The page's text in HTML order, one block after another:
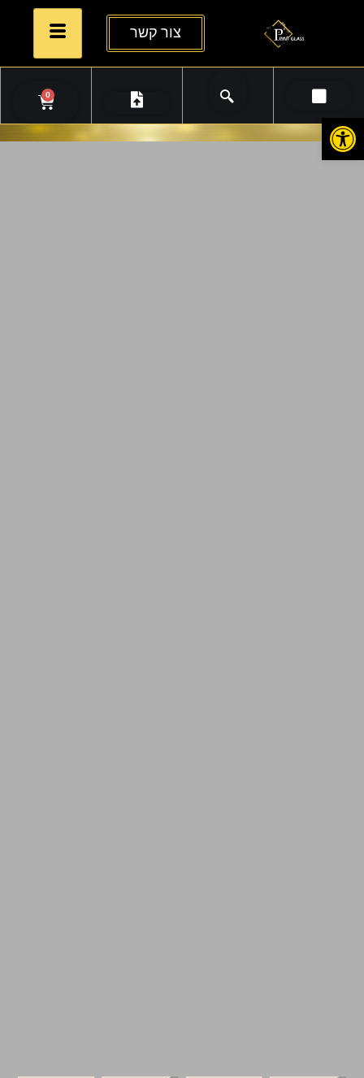
פתח סרגל נגישות
צור קשר
0